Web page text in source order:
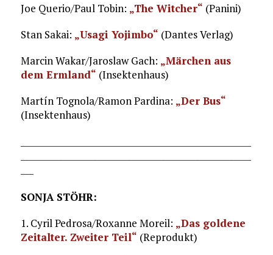
Joe Querio/Paul Tobin: „The Witcher“ (Panini)
Stan Sakai: „Usagi Yojimbo“ (Dantes Verlag)
Marcin Wakar/Jaroslaw Gach: „Märchen aus
dem Ermland“ (Insektenhaus)
Martín Tognola/Ramon Pardina: „Der Bus“
(Insektenhaus)
SONJA STÖHR:
1. Cyril Pedrosa/Roxanne Moreil: „Das goldene
Zeitalter. Zweiter Teil“ (Reprodukt)